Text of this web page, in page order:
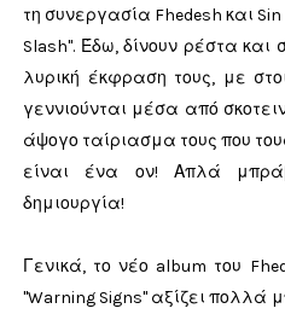
τη συνεργασία Fhedesh και
Slash". Έδω, δίνουν ρέστα και
λυρική έκφραση τους, με
γεννιούνται μέσα από
άψογο ταίριασμα τους που
είναι ένα ον! Απλά
δημιουργία!
Γενικά, το νέο album του
"Warning Signs" αξίζει πολλά